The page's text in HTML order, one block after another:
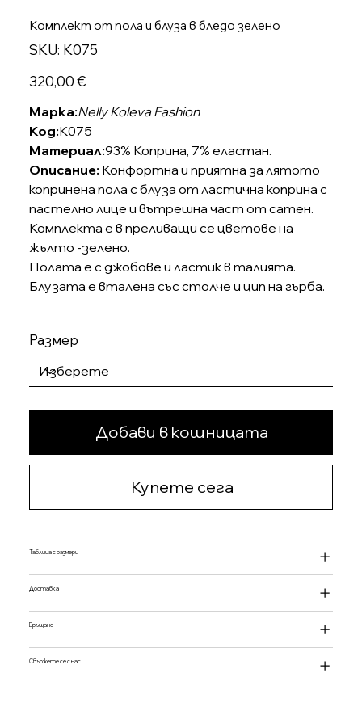
Комплект от пола и блуза в бледо зелено
SKU: SKU
K075
K075
Цена
320,00 €
Марка:Nelly Koleva Fashion
Код:K075
Материал:93% Коприна, 7% еластан.
Описание: Конфортна и приятна за лятото
копринена пола с блуза от ластична коприна с
пастелно лице и вътрешна част от сатен.
Комплекта е в преливащи се цветове на
жълто -зелено.
Полата е с джобове и ластик в талията.
Блузата е вталена със столче и цип на гърба.
Размер
Добави в кошницата
Купете сега
Таблица с размери
Доставка
Връщане
Свържете се с нас